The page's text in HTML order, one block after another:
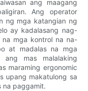
ang maagang
Ang operator
ng mga katangian ng
ay kadalasang nag-
mga kontrol na na-
at madalas na mga
ang mas malalaking
maraming ergonomic
upang makatulong sa
na paggamit.